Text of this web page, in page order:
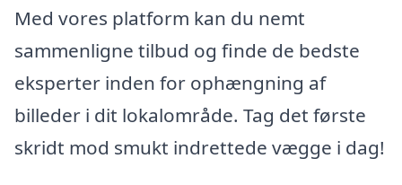
Med vores platform kan du nemt
sammenligne tilbud og finde de bedste
eksperter inden for ophængning af
billeder i dit lokalområde. Tag det første
skridt mod smukt indrettede vægge i dag!